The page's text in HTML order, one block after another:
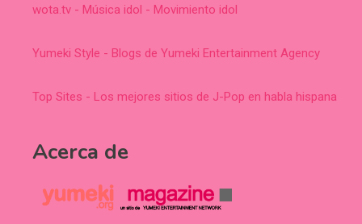
wota.tv - Música idol - Movimiento idol
Yumeki Style - Blogs de Yumeki Entertainment Agency
Top Sites - Los mejores sitios de J-Pop en habla hispana
Acerca de